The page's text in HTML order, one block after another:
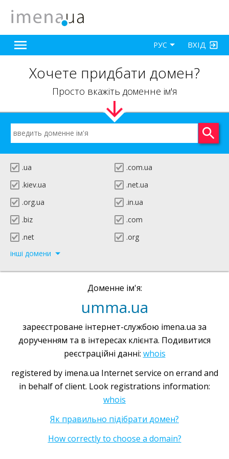
ВХІД
РУС
Хочете придбати домен?
Просто вкажіть доменне ім'я
.ua
.com.ua
.kiev.ua
.net.ua
.org.ua
.in.ua
.biz
.com
.net
.org
інші домени
Доменне ім'я:
umma.ua
зареєстроване інтернет-службою imena.ua за
дорученням та в інтересах клієнта. Подивитися
реєстраційні данні: whois
registered by imena.ua Internet service on errand and
in behalf of client. Look registrations information:
whois
Як правильно підібрати домен?
How correctly to choose a domain?